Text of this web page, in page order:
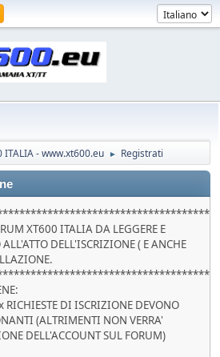
ITALIA - www.xt600.eu ► Registrati
XT600 ITALIA DA LEGGERE E
ALL'ATTO DELL'ISCRIZIONE ( E ANCHE
RICHIESTE DI ISCRIZIONE DEVONO
(ALTRIMENTI NON VERRA'
DELL'ACCOUNT SUL FORUM)